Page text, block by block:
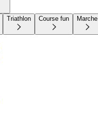
Triathlon Course fun Marche